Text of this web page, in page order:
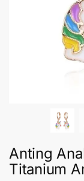
Anting
Titanium